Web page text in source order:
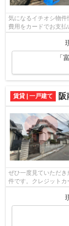
気になるイチオシ物
費用をカードでお支
り、行き先に合わせて
「
賃貸 | 一戸建て
ぜひ一度見ていただ
件です。クレジット